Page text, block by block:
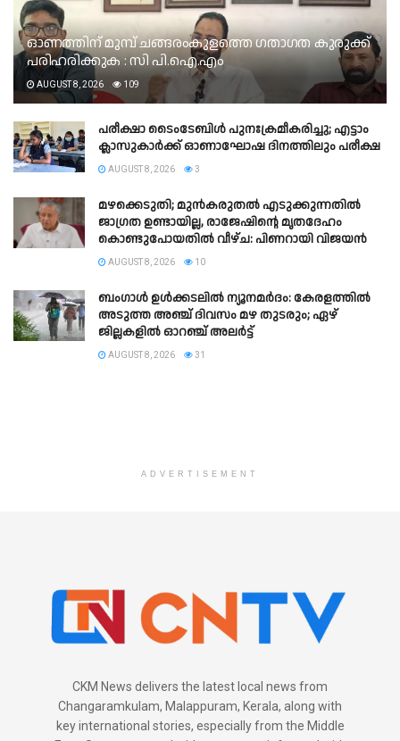
ഓണത്തിന് മുമ്പ് ചങ്ങരംകുളത്തെ ഗതാഗത കുരുക്ക്
പരിഹരിക്കുക : സി പി.ഐ.എം
AUGUST 8, 2026 109
പരീക്ഷാ ടൈംടേബിൾ പുനഃക്രമീകരിച്ചു; എട്ടാം
ക്ലാസുകാർക്ക് ഓണാഘോഷ ദിനത്തിലും പരീക്ഷ
AUGUST 8, 2026 3
മഴക്കെടുതി; മുൻകരുതൽ എടുക്കുന്നതിൽ
ജാഗ്രത ഉണ്ടായില്ല, രാജേഷിന്റെ മൃതദേഹം
കൊണ്ടുപോയതിൽ വീഴ്ച: പിണറായി വിജയൻ
AUGUST 8, 2026 10
ബംഗാൾ ഉൾക്കടലിൽ ന്യൂനമർദം: കേരളത്തിൽ
അടുത്ത അഞ്ച് ദിവസം മഴ തുടരും; ഏഴ്
ജില്ലകളിൽ ഓറഞ്ച് അലർട്ട്
AUGUST 8, 2026 31
ADVERTISEMENT
CKM News delivers the latest local news from
Changaramkulam, Malappuram, Kerala, along with
key international stories, especially from the Middle